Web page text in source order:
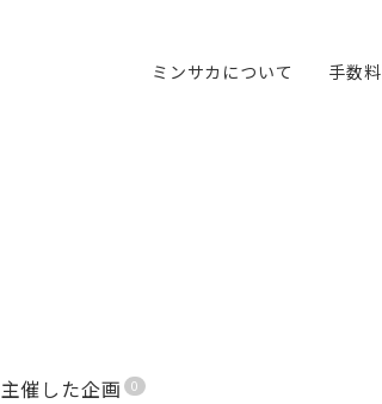
ミンサカについて 手数料
主催した企画 0